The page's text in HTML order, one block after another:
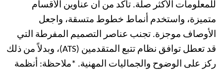
للمعلومات الأكثر صلة. تأكد من أن عناوين الأقسام
متميزة، واستخدم أنماط خطوط متسقة، واجعل
الأوصاف موجزة. تجنب عناصر التصميم المفرطة التي
قد تعطل توافق نظام تتبع المتقدمين (ATS)، وبدلاً من ذلك
ركز على الوضوح والجماليات المهنية. *ملاحظة: أنظمة